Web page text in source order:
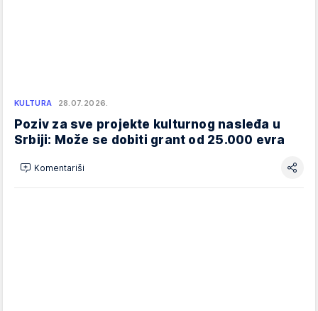
KULTURA 28.07.2026.
Poziv za sve projekte kulturnog nasleđa u
Srbiji: Može se dobiti grant od 25.000 evra
Komentariši